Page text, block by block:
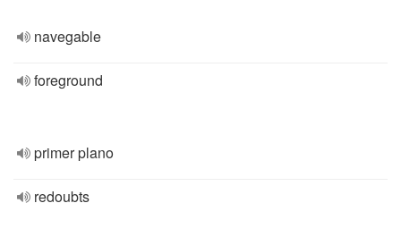
navegable
foreground
primer plano
redoubts